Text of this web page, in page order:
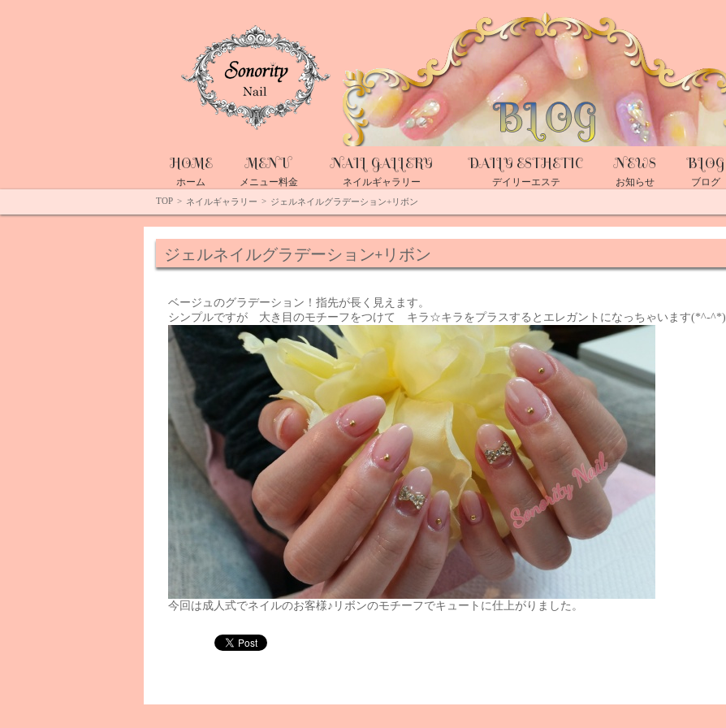
HOME
ホーム
MENU
メニュー料金
NAIL GALLERY
ネイルギャラリー
DAILY ESTHETIC
デイリーエステ
NEWS
お知らせ
BLOG
ブログ
TOP > ネイルギャラリー > ジェルネイルグラデーション+リボン
ジェルネイルグラデーション+リボン
ベージュのグラデーション！指先が長く見えます。
シンプルですが 大き目のモチーフをつけて キラ☆キラをプラスするとエレガントになっちゃいます(*^-^*)
今回は成人式でネイルのお客様♪リボンのモチーフでキュートに仕上がりました。